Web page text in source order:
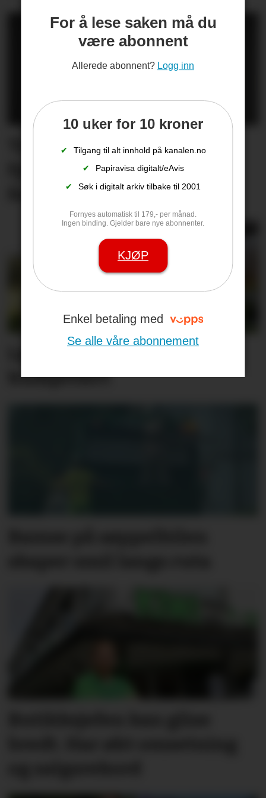
For å lese saken må du
være abonnent
Allerede abonnent? Logg inn
10 uker for 10 kroner
✔
Tilgang til alt innhold på kanalen.no
✔
Papiravisa digitalt/eAvis
✔
Søk i digitalt arkiv tilbake til 2001
Fornyes automatisk til 179,- per månad.
Ingen binding. Gjelder bare nye abonnenter.
KJØP
Enkel betaling med
Se alle våre abonnement
Trekker seg som
fylkesordfører – skjulte
forholdet til Ap-topp
Langt dyrere enn
budsjettert